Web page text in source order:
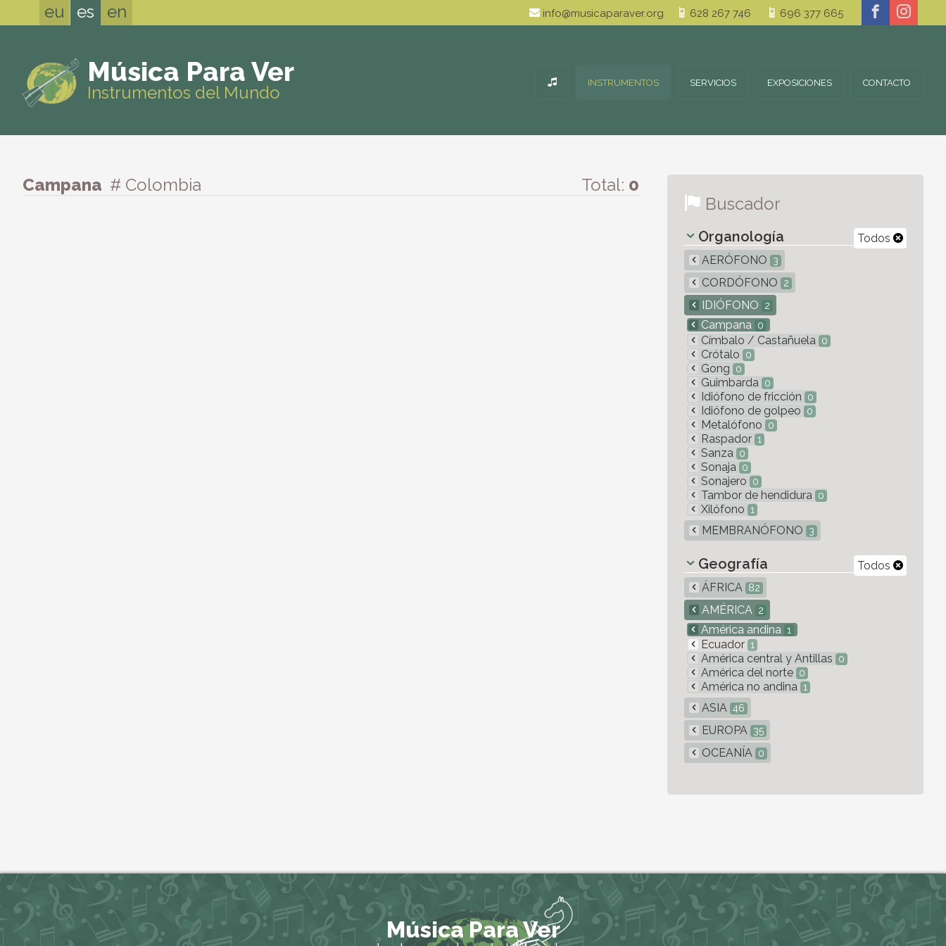
eu es en info@musicaparaver.org 628 267 746 696 377 665
Música Para Ver
Instrumentos del Mundo INSTRUMENTOS SERVICIOS EXPOSICIONES CONTACTO
Campana # Colombia Total: 0
Buscador
Todos
Organología
AERÓFONO 3
CORDÓFONO 2
IDIÓFONO 2
Campana 0
Címbalo / Castañuela 0
Crótalo 0
Gong 0
Guimbarda 0
Idiófono de fricción 0
Idiófono de golpeo 0
Metalófono 0
Raspador 1
Sanza 0
Sonaja 0
Sonajero 0
Tambor de hendidura 0
Xilófono 1
MEMBRANÓFONO 3
Todos
Geografía
ÁFRICA 82
AMÉRICA 2
América andina 1
Ecuador 1
América central y Antillas 0
América del norte 0
América no andina 1
ASIA 46
EUROPA 35
OCEANÍA 0
Música Para Ver